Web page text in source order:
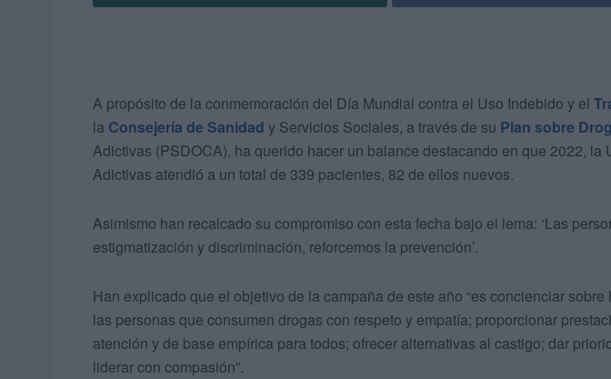
A propósito de la conmemoración del Día Mundial contra el Uso Indebido y el
la Consejería de Sanidad y Servicios Sociales, a través de su Plan sobre
Adictivas (PSDOCA), ha querido hacer un balance destacando en que 2022, la
Adictivas atendió a un total de 339 pacientes, 82 de ellos nuevos.
Asimismo han recalcado su compromiso con esta fecha bajo el lema: ‘Las
estigmatización y discriminación, reforcemos la prevención’.
Han explicado que el objetivo de la campaña de este año “es concienciar sobre
las personas que consumen drogas con respeto y empatía; proporcionar
atención y de base empírica para todos; ofrecer alternativas al castigo; dar
liderar con compasión”.